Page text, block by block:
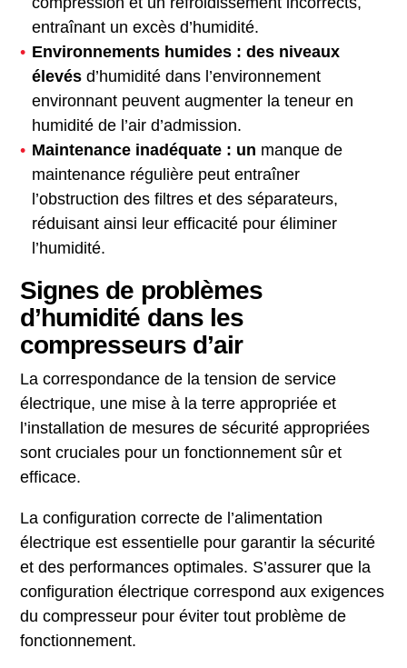
entraînant un excès d’humidité.
Environnements humides : des niveaux
élevés d’humidité dans l’environnement
environnant peuvent augmenter la teneur en
humidité de l’air d’admission.
Maintenance inadéquate : un manque de
maintenance régulière peut entraîner
l’obstruction des filtres et des séparateurs,
réduisant ainsi leur efficacité pour éliminer
l’humidité.
Signes de problèmes
d’humidité dans les
compresseurs d’air
La correspondance de la tension de service
électrique, une mise à la terre appropriée et
l’installation de mesures de sécurité appropriées
sont cruciales pour un fonctionnement sûr et
efficace.
La configuration correcte de l’alimentation
électrique est essentielle pour garantir la sécurité
et des performances optimales. S’assurer que la
configuration électrique correspond aux exigences
du compresseur pour éviter tout problème de
fonctionnement.